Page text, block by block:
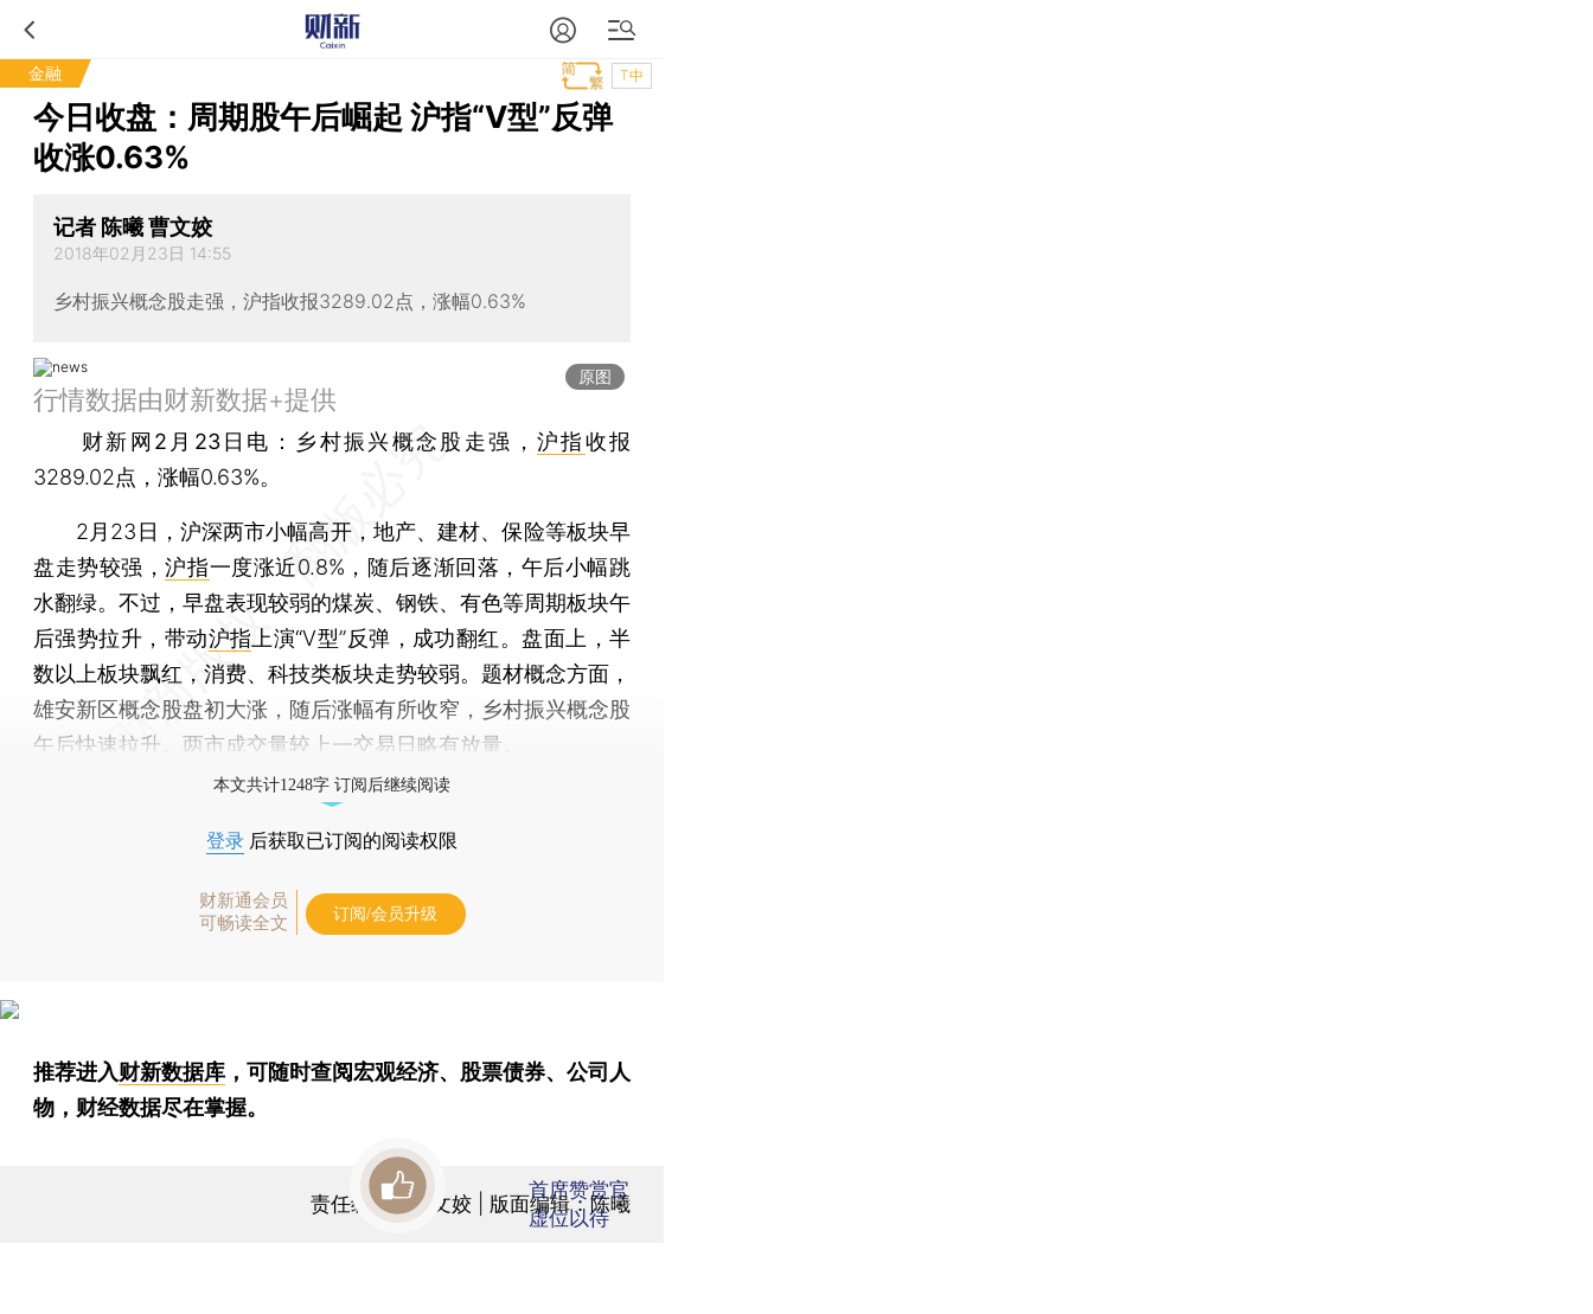
金融 T中
今日收盘：周期股午后崛起 沪指“V型”反弹
收涨0.63%
记者 陈曦 曹文姣
2018年02月23日 14:55
乡村振兴概念股走强，沪指收报3289.02点，涨幅0.63%
原图
行情数据由财新数据+提供
财新网2月23日电 ：乡村振兴概念股走强， 沪指收报
3289.02点，涨幅0.63%。
2月23日，沪深两市小幅高开，地产、建材、保险等板块早
盘走势较强，沪指一度涨近0.8%，随后逐渐回落，午后小幅跳
水翻绿。不过，早盘表现较弱的煤炭、钢铁、有色等周期板块午
后强势拉升，带动沪指 上演“V型”反弹，成功翻红。盘面上，半
数以上板块飘红，消费、科技类板块走势较弱。题材概念方面，
雄安新区概念股盘初大涨，随后涨幅有所收窄，乡村振兴概念股
午后快速拉升。两市成交量较上一交易日略有放量。
本文共计1248字 订阅后继续阅读
登录 后获取已订阅的阅读权限
财新通会员
可畅读全文
订阅/会员升级
推荐进入财新数据库 ，可随时查阅宏观经济、股票债券、公司人
物，财经数据尽在掌握。
责任编辑：曹文姣 | 版面编辑：陈曦
首席赞赏官
虚位以待